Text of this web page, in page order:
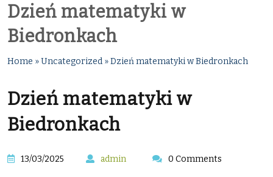
Dzień matematyki w
Biedronkach
Home »Uncategorized »Dzień matematyki w Biedronkach
Dzień matematyki w
Biedronkach
13/03/2025 admin 0 Comments